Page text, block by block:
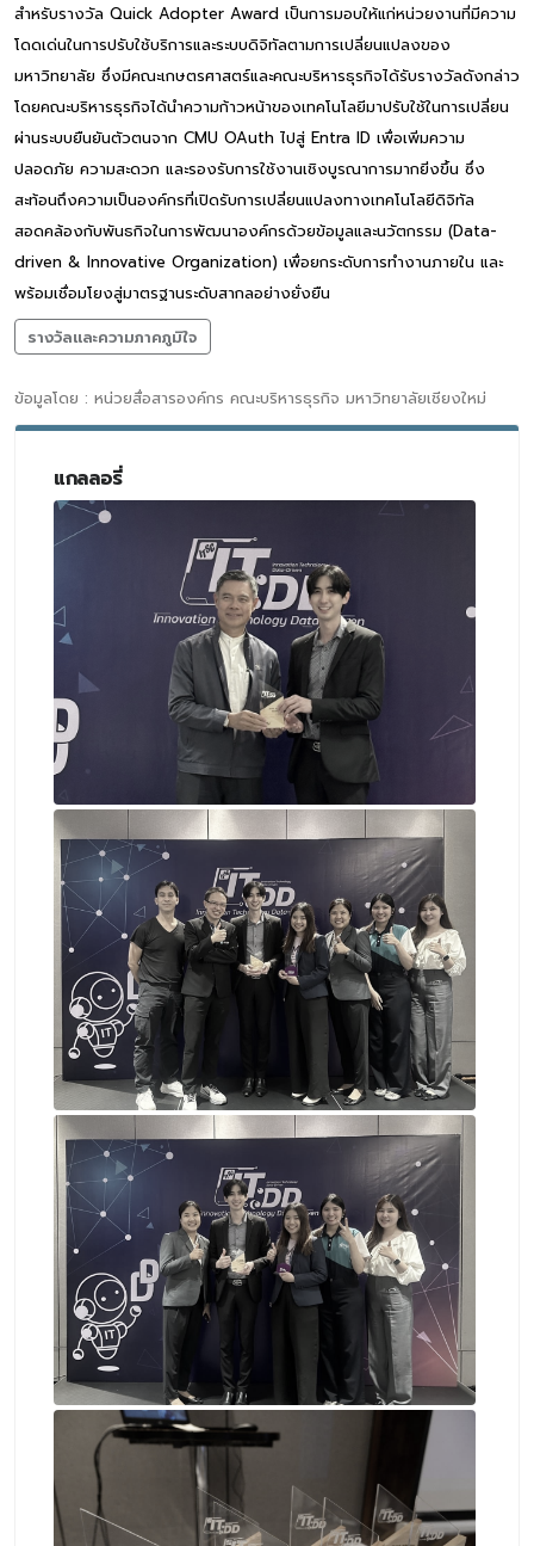
สำหรับรางวัล Quick Adopter Award เป็นการมอบให้แก่หน่วยงานที่มีความ
โดดเด่นในการปรับใช้บริการและระบบดิจิทัลตามการเปลี่ยนแปลงของ
มหาวิทยาลัย ซึ่งมีคณะเกษตรศาสตร์และคณะบริหารธุรกิจได้รับรางวัลดังกล่าว
โดยคณะบริหารธุรกิจได้นำความก้าวหน้าของเทคโนโลยีมาปรับใช้ในการเปลี่ยน
ผ่านระบบยืนยันตัวตนจาก CMU OAuth ไปสู่ Entra ID เพื่อเพิ่มความ
ปลอดภัย ความสะดวก และรองรับการใช้งานเชิงบูรณาการมากยิ่งขึ้น ซึ่ง
สะท้อนถึงความเป็นองค์กรที่เปิดรับการเปลี่ยนแปลงทางเทคโนโลยีดิจิทัล
สอดคล้องกับพันธกิจในการพัฒนาองค์กรด้วยข้อมูลและนวัตกรรม (Data-
driven & Innovative Organization) เพื่อยกระดับการทำงานภายใน และ
พร้อมเชื่อมโยงสู่มาตรฐานระดับสากลอย่างยั่งยืน
รางวัลและความภาคภูมิใจ
ข้อมูลโดย : หน่วยสื่อสารองค์กร คณะบริหารธุรกิจ มหาวิทยาลัยเชียงใหม่
แกลลอรี่